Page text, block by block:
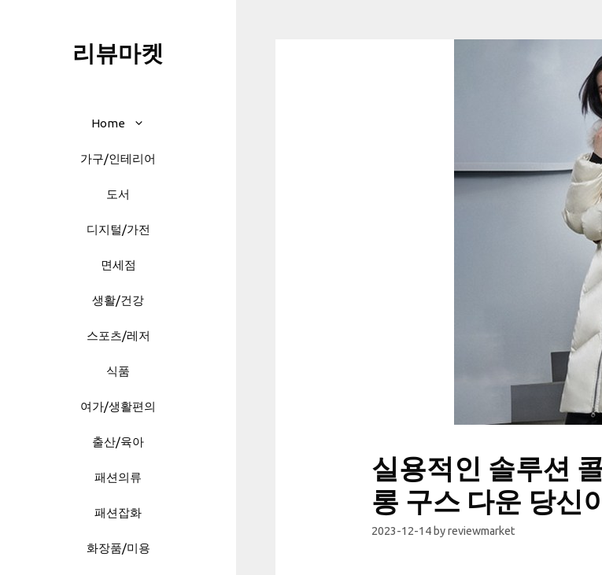
리뷰마켓
Home
가구/인테리어
도서
디지털/가전
면세점
생활/건강
스포츠/레저
식품
여가/생활편의
출산/육아
패션의류
패션잡화
화장품/미용
실용적인 솔루션
롱 구스 다운 당신
2023-12-14 byreviewmarket